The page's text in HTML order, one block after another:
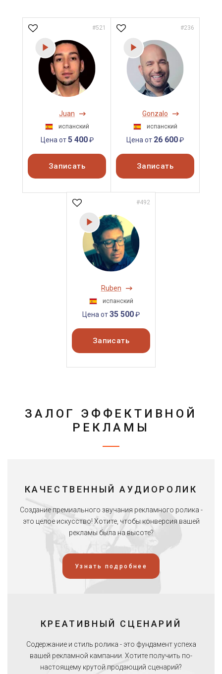
#521
Juan
испанский
Цена от5 400₽
Записать
#236
Gonzalo
испанский
Цена от 26 600₽
Записать
#492
Ruben
испанский
Цена от35 500₽
Записать
ЗАЛОГ ЭФФЕКТИВНОЙ
РЕКЛАМЫ
КАЧЕСТВЕННЫЙ АУДИОРОЛИК
Создание премиального звучания рекламного ролика -
это целое искусство! Хотите, чтобы конверсия вашей
рекламы была на высоте?
Узнать подробнее
КРЕАТИВНЫЙ СЦЕНАРИЙ
Содержание и стиль ролика - это фундамент успеха
вашей рекламной кампании. Хотите получить по-
настоящему крутой продающий сценарий?